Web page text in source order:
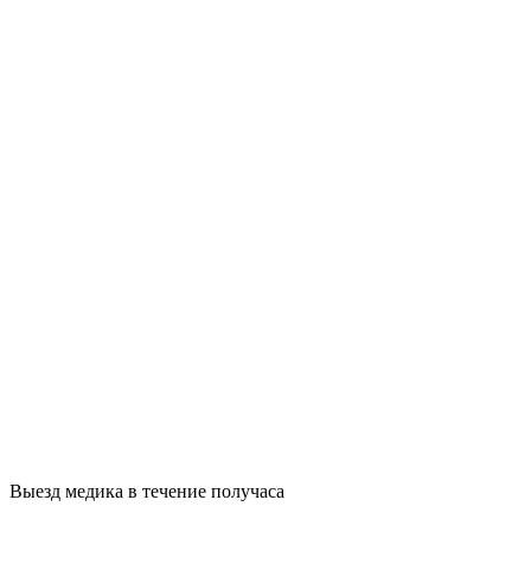
Выезд медика в течение получаса